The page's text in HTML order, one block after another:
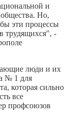
и
Но,
эти процессы
трудящихся", -
люди и их
№ 1 для
которая сильно
все
профсоюзов